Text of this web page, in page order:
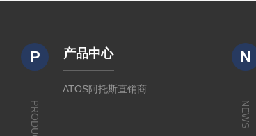
P 产品中心
ATOS阿托斯直销商
N
NEWS